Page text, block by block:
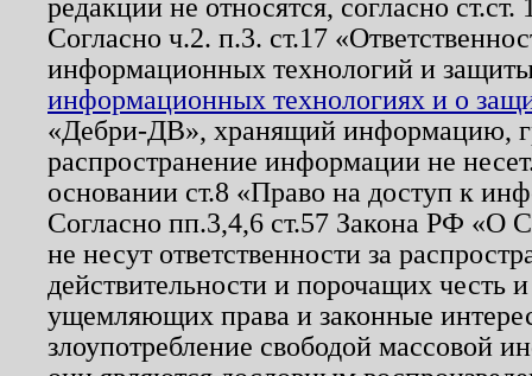
редакции не относятся, согласно
Согласно ч.2. п.3. ст.17
информационных технологий и
информационных технологиях и о
«Дебри-ДВ», хранящий информацию,
распространение информации не
основании ст.8 «Право на доступ к
Согласно пп.3,4,6 ст.57 Закона РФ «О
не несут ответственности за
действительности и порочащих честь
ущемляющих права и законные
злоупотребление свободой массовой